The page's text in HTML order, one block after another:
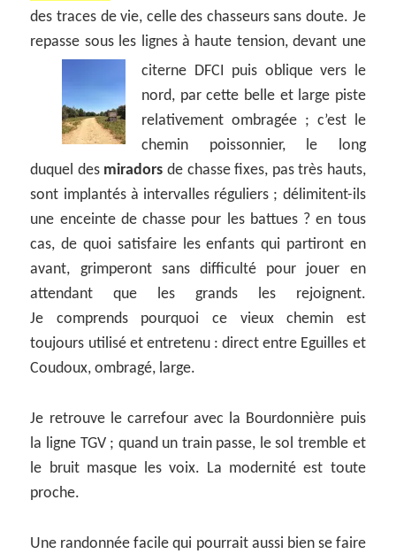
des traces de vie, celle des chasseurs sans doute. Je
repasse sous les lignes à haute tension, devant une
citerne DFCI puis oblique vers le
nord, par cette belle et large piste
relativement ombragée ; c’est le
chemin poissonnier, le long
duquel des miradors de chasse fixes, pas très hauts,
sont implantés à intervalles réguliers ; délimitent-ils
une enceinte de chasse pour les battues ? en tous
cas, de quoi satisfaire les enfants qui partiront en
avant, grimperont sans difficulté pour jouer en
attendant que les grands les rejoignent.
Je comprends pourquoi ce vieux chemin est
toujours utilisé et entretenu : direct entre Eguilles et
Coudoux, ombragé, large.
Je retrouve le carrefour avec la Bourdonnière puis
la ligne TGV ; quand un train passe, le sol tremble et
le bruit masque les voix. La modernité est toute
proche.
Une randonnée facile qui pourrait aussi bien se faire